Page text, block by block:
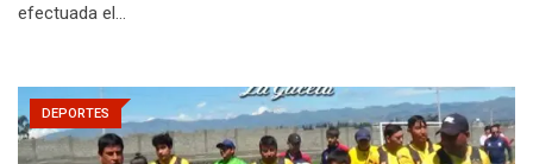
efectuada el…
DEPORTES